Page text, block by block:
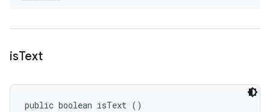
isText
public boolean isText ()